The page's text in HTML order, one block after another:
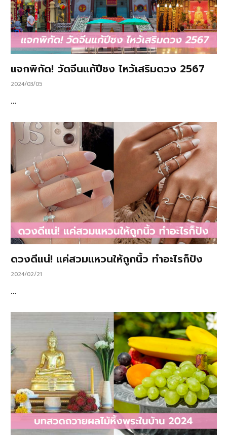
แจกพิกัด! วัดจีนแก้ปีชง ไหว้เสริมดวง 2567
2024/03/05
…
ดวงดีแน่! แค่สวมแหวนให้ถูกนิ้ว ทำอะไรก็ปัง
2024/02/21
…